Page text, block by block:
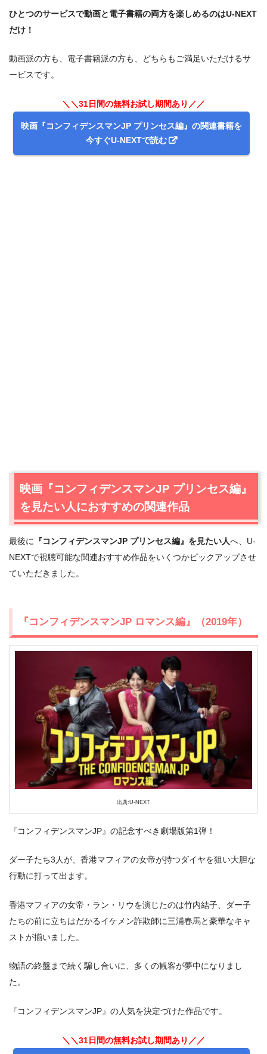
出典:U-NEXT
出典:U-NEXT
＼＼31日間無料!!お試し解約もOK／／
今すぐ無料でU-NEXTで見る
ひとつのサービスで動画と電子書籍の両方を楽しめるのはU-NEXT
だけ！
動画派の方も、電子書籍派の方も、どちらもご満足いただけるサ
ービスです。
＼＼31日間の無料お試し期間あり／／
映画『コンフィデンスマンJP プリンセス編』の関連書籍を
今すぐU-NEXTで読む
映画『コンフィデンスマンJP プリンセス編』
を見たい人におすすめの関連作品
最後に 『コンフィデンスマンJP プリンセス編』を見たい人へ、U-
NEXTで視聴可能な関連おすすめ作品をいくつかピックアップさせ
ていただきました。
『コンフィデンスマンJP ロマンス編』（2019年）
出典:U-NEXT
『コンフィデンスマンJP』の記念すべき劇場版第1弾！
ダー子たち3人が、香港マフィアの女帝が持つダイヤを狙い大胆な
行動に打って出ます。
香港マフィアの女帝・ラン・リウを演じたのは竹内結子、ダー子
たちの前に立ちはだかるイケメン詐欺師に三浦春馬と豪華なキャ
ストが揃いました。
物語の終盤まで続く騙し合いに、多くの観客が夢中になりまし
た。
『コンフィデンスマンJP』の人気を決定づけた作品です。
＼＼31日間の無料お試し期間あり／／